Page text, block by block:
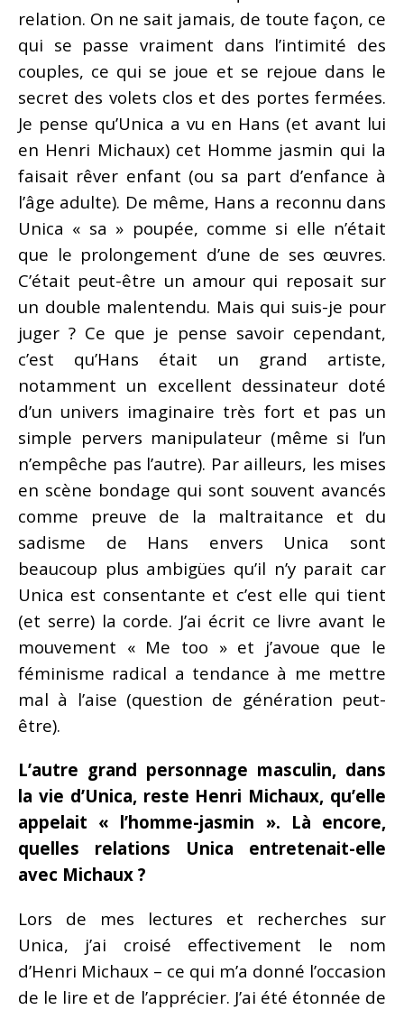
relation. On ne sait jamais, de toute façon, ce
qui se passe vraiment dans l’intimité des
couples, ce qui se joue et se rejoue dans le
secret des volets clos et des portes fermées.
Je pense qu’Unica a vu en Hans (et avant lui
en Henri Michaux) cet Homme jasmin qui la
faisait rêver enfant (ou sa part d’enfance à
l’âge adulte). De même, Hans a reconnu dans
Unica « sa » poupée, comme si elle n’était
que le prolongement d’une de ses œuvres.
C’était peut-être un amour qui reposait sur
un double malentendu. Mais qui suis-je pour
juger ? Ce que je pense savoir cependant,
c’est qu’Hans était un grand artiste,
notamment un excellent dessinateur doté
d’un univers imaginaire très fort et pas un
simple pervers manipulateur (même si l’un
n’empêche pas l’autre). Par ailleurs, les mises
en scène bondage qui sont souvent avancés
comme preuve de la maltraitance et du
sadisme de Hans envers Unica sont
beaucoup plus ambigües qu’il n’y parait car
Unica est consentante et c’est elle qui tient
(et serre) la corde. J’ai écrit ce livre avant le
mouvement « Me too » et j’avoue que le
féminisme radical a tendance à me mettre
mal à l’aise (question de génération peut-
être).
L’autre grand personnage masculin, dans
la vie d’Unica, reste Henri Michaux, qu’elle
appelait « l’homme-jasmin ». Là encore,
quelles relations Unica entretenait-elle
avec Michaux ?
Lors de mes lectures et recherches sur
Unica, j’ai croisé effectivement le nom
d’Henri Michaux – ce qui m’a donné l’occasion
de le lire et de l’apprécier. J’ai été étonnée de